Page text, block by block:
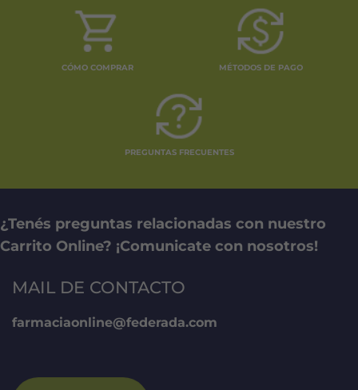
CÓMO COMPRAR MÉTODOS DE PAGO
PREGUNTAS FRECUENTES
¿Tenés preguntas relacionadas con nuestro
Carrito Online? ¡Comunicate con nosotros!
MAIL DE CONTACTO
farmaciaonline@federada.com